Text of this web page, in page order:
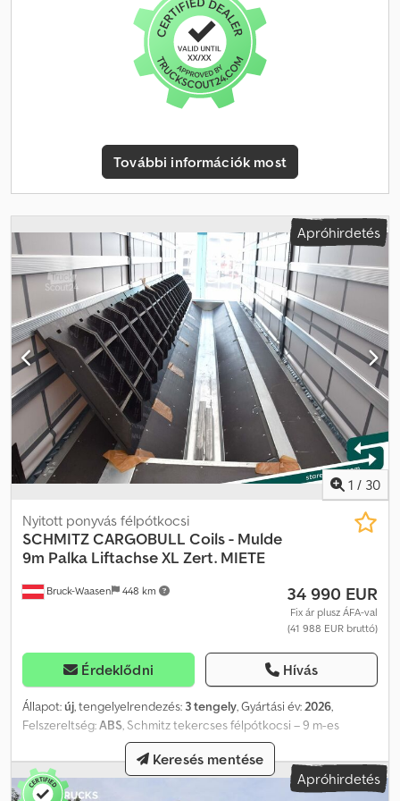
1x15 pólusú elektromos csatlakozó Cedpfx Afjzr Dckstsrf *
Vámkötél Szériafelszereltség: * 3 tengelyes * Tárcsafékek * ABS *
EBS * Emelő- és süllyesztőszelep * megerősített homlokfal *
lépcső a hátsó részen * Edschastange – hátsó rámpa ütköző A
hibák, nyomdai hibák és a köztes értékesítés fenntartva. Az eladó
fenntartja a jogot, hogy az értékesítéstől visszalépjen. Szerzői jog:
STARENT Truck & Trailer GmbH szerzői jogi védelme alatt áll. A
felhasználás, sokszorosítás vagy terjesztés – akár részben is –
kifejezett, írásos engedély nélkül nem megengedett. _____ Belső
lehetőség/kapcsolattartó: Ing. Wimmer Christoph (német, angol,
cseh, lengyel, olasz) p: WhatsApp t: @: Mehmet Terzi (német, török,
angol, orosz, ukrán, bosnyák, szerb) p: / WhatsApp t: -104 @: Elias
Höfler (német, angol, bolgár, bosnyák, szerb) p: / WhatsApp t: -123
@: 13 nyelven beszélünk. Valószínűleg a tiéd is köztük van. Vedd fel
velünk a kapcsolatot! Honlap: / Facebook: / Instagram: / A Starent
Truck & Trailer GmbH felvásárolja a tehergépjárműveidet, például
nyergesvontatókat, pótkocsikat, teherautókat és furgonokat.
Érdeklődési lehetőség/kapcsolattartó: Michael Doblhofer (német,
angol) p: WhatsApp t: -102 @: Bastian Wagner (német, angol) p:
WhatsApp t: -103 @:
További információk most
Apróhirdetés
1 / 30
Bruck-Waasen 448 km
Nyitott ponyvás félpótkocsi
SCHMITZ CARGOBULL Coils - Mulde
9m Palka Liftachse XL Zert. MIETE
34 990 EUR
Fix ár plusz ÁFA-val
(41 988 EUR bruttó)
Érdeklődni Hívás
Állapot:új, tengelyelrendezés: 3 tengely, Gyártási év: 2026,
Felszereltség:ABS , Schmitz tekercses félpótkocsi – 9 m-es
rakodólap, emelőhidas tengely, XL kivitel – típusengedély, LED –
BÉRLÉSHEZ Minden egy pillantással: · Első regisztráció: Új jármű ·
Gyártási év: 2026 · Szín: Ezüst (semleges) · Saját tömeg: 7455 kg ·
Apróhirdetés
Keresés mentése